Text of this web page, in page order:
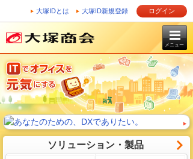
大塚IDとは 大塚ID新規登録 ログイン
メニュー
ソリューション・製品